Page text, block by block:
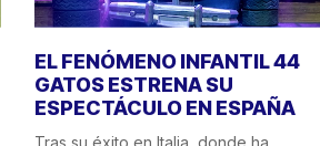
EL FENÓMENO INFANTIL 44
GATOS ESTRENA SU
ESPECTÁCULO EN ESPAÑA
Tras su éxito en Italia, donde ha